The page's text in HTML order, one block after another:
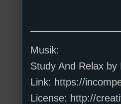
Musik:
Study And Relax by
Link: https://
License: http://